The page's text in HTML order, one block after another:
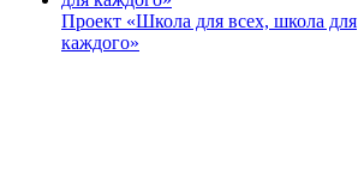
Проект «Школа для всех, школа для
каждого»